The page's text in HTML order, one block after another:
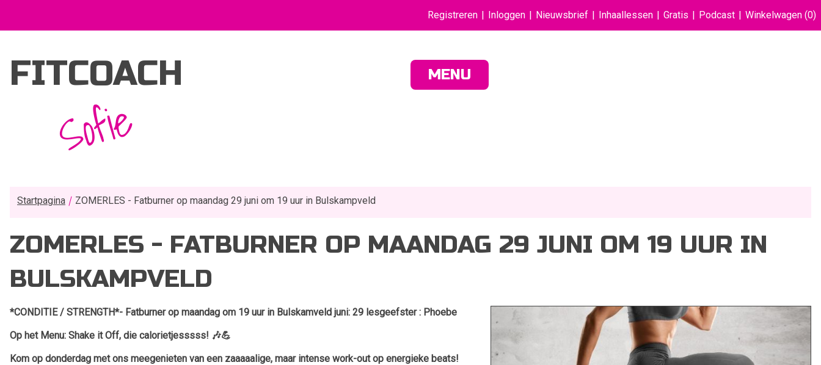
Registreren Inloggen Nieuwsbrief Inhaallessen Gratis Podcast Winkelwagen (0)
FITCOACH
Sofie
MENU
Startpagina ZOMERLES - Fatburner op maandag 29 juni om 19 uur in Bulskampveld
ZOMERLES - FATBURNER OP MAANDAG 29 JUNI OM 19 UUR IN
BULSKAMPVELD
*CONDITIE / STRENGTH*- Fatburner op maandag om 19 uur in Bulskamveld juni: 29 lesgeefster : Phoebe
Op het Menu: Shake it Off, die calorietjesssss! 🎶💪
Kom op donderdag met ons meegenieten van een zaaaaalige, maar intense work-out op energieke beats!